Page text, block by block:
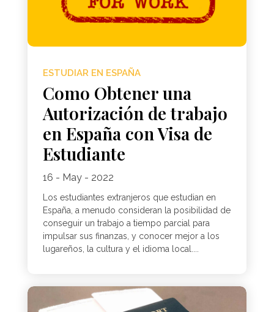
ESTUDIAR EN ESPAÑA
Como Obtener una
Autorización de trabajo
en España con Visa de
Estudiante
16 - May - 2022
Los estudiantes extranjeros que estudian en
España, a menudo consideran la posibilidad de
conseguir un trabajo a tiempo parcial para
impulsar sus finanzas, y conocer mejor a los
lugareños, la cultura y el idioma local....